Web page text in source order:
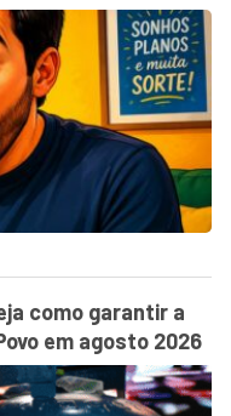
como garantir a
em agosto 2026